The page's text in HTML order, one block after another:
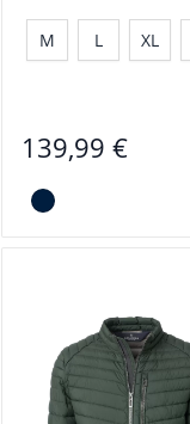
M L XL
139,99 €